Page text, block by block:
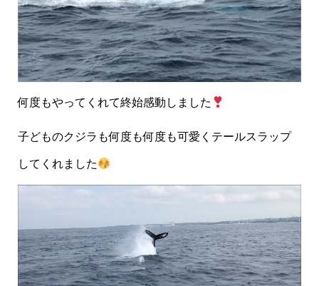
何度もやってくれて終始感動しました
子どものクジラも何度も何度も可愛くテールスラップ
してくれました